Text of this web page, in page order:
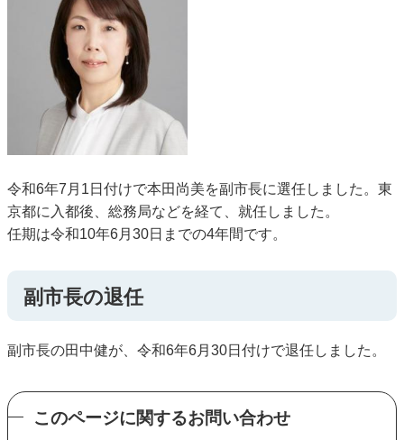
令和6年7月1日付けで本田尚美を副市長に選任しました。東
京都に入都後、総務局などを経て、就任しました。
任期は令和10年6月30日までの4年間です。
副市長の退任
副市長の田中健が、令和6年6月30日付けで退任しました。
このページに関するお問い合わせ